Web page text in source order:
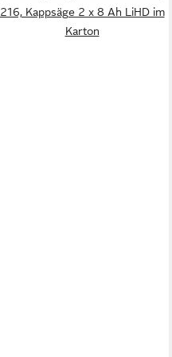
216, Kappsäge 2 x 8 Ah LiHD im
Karton